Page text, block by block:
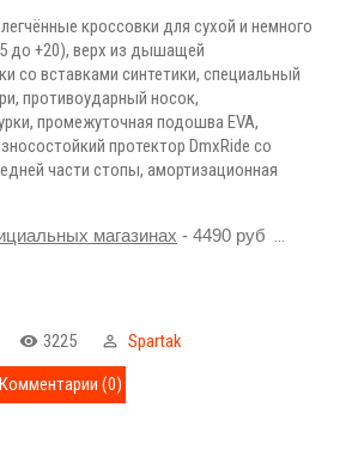
кроссовки для сухой и немного
до +20), верх из дышащей
со вставками синтетики, специальный
противоударный носок,
промежуточная подошва EVA,
протектор DmxRide со
части стопы, амортизационная
магазинах - 4490 руб ...
3225
Spartak
Комментарии (0)